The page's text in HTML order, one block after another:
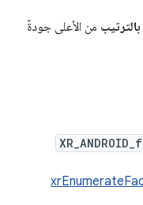
بالترتيب من الأعلى جودةً